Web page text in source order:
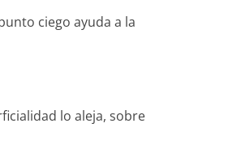
ciego ayuda a la
lo aleja, sobre